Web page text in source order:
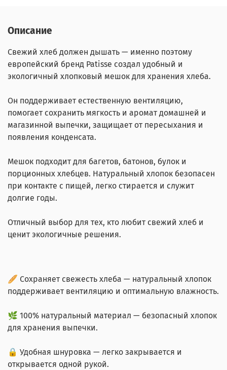
Описание
Свежий хлеб должен дышать — именно поэтому
европейский бренд Patisse создал удобный и
экологичный хлопковый мешок для хранения хлеба.
Он поддерживает естественную вентиляцию,
помогает сохранить мягкость и аромат домашней и
магазинной выпечки, защищает от пересыхания и
появления конденсата.
Мешок подходит для багетов, батонов, булок и
порционных хлебцев. Натуральный хлопок безопасен
при контакте с пищей, легко стирается и служит
долгие годы.
Отличный выбор для тех, кто любит свежий хлеб и
ценит экологичные решения.
🥖 Сохраняет свежесть хлеба — натуральный хлопок
поддерживает вентиляцию и оптимальную влажность.
🌿 100% натуральный материал — безопасный хлопок
для хранения выпечки.
🔒 Удобная шнуровка — легко закрывается и
открывается одной рукой.